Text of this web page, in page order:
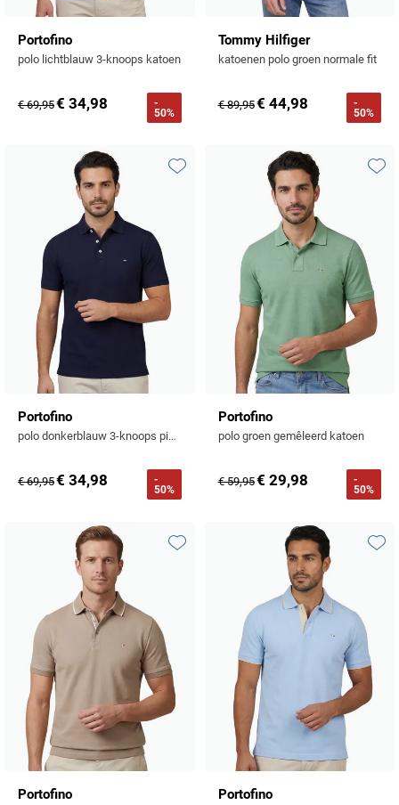
Portofino
polo lichtblauw 3-knoops katoen
€ 69,95€ 34,98
-
50%
Tommy Hilfiger
katoenen polo groen normale fit
€ 89,95€ 44,98
-
50%
Portofino
polo donkerblauw 3-knoops pique katoen
€ 69,95€ 34,98
-
50%
Toevoegen aan favorieten
Portofino
polo groen gemêleerd katoen
€ 59,95€ 29,98
-
50%
Portofino
Toevoegen aan favorieten
Portofino